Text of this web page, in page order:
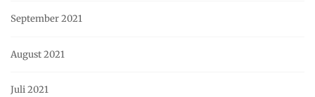
September 2021
August 2021
Juli 2021